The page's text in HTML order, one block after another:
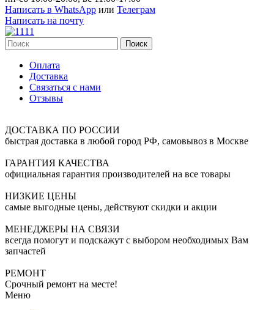
Написать в WhatsApp или Телеграм
Написать на почту
Поиск
Оплата
Доставка
Связаться с нами
Отзывы
ДОСТАВКА ПО РОССИИ
быстрая доставка в любой город РФ, самовывоз в Москве
ГАРАНТИЯ КАЧЕСТВА
официальная гарантия производителей на все товары
НИЗКИЕ ЦЕНЫ
самые выгодные цены, действуют скидки и акции
МЕНЕДЖЕРЫ НА СВЯЗИ
всегда помогут и подскажут с выбором необходимых Вам
запчастей
РЕМОНТ
Срочный ремонт на месте!
Меню